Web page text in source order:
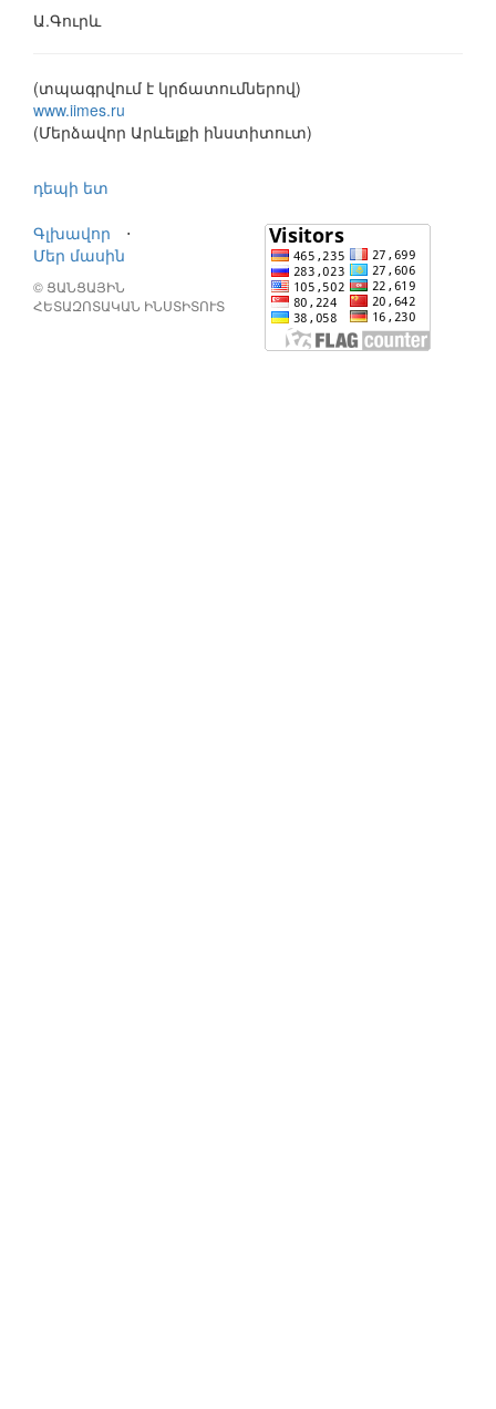
Ա.Գուրև
(տպագրվում է կրճատումներով)
www.iimes.ru
(Մերձավոր Արևելքի ինստիտուտ)
դեպի ետ
Գլխավոր
⋅
Մեր մասին
© ՑԱՆՑԱՅԻՆ
ՀԵՏԱԶՈՏԱԿԱՆ ԻՆՍՏԻՏՈՒՏ